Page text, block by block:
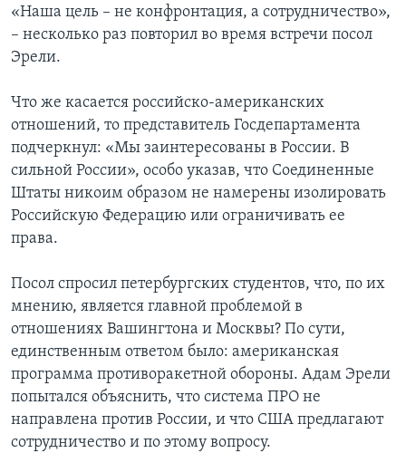
«Наша цель – не конфронтация, а сотрудничество»,
– несколько раз повторил во время встречи посол
Эрели.
Что же касается российско-американских
отношений, то представитель Госдепартамента
подчеркнул: «Мы заинтересованы в России. В
сильной России», особо указав, что Соединенные
Штаты никоим образом не намерены изолировать
Российскую Федерацию или ограничивать ее
права.
Посол спросил петербургских студентов, что, по их
мнению, является главной проблемой в
отношениях Вашингтона и Москвы? По сути,
единственным ответом было: американская
программа противоракетной обороны. Адам Эрели
попытался объяснить, что система ПРО не
направлена против России, и что США предлагают
сотрудничество и по этому вопросу.